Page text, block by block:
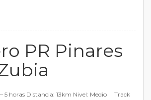
PR Pinares
5 horas Distancia: 13km Nivel: Medio Track